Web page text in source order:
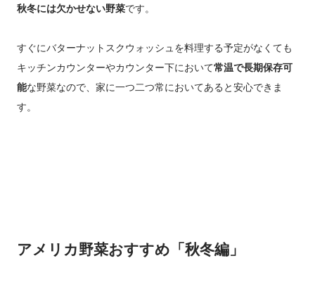
秋冬には欠かせない野菜です。
すぐにバターナットスクウォッシュを料理する予定がなくても
キッチンカウンターやカウンター下において常温で長期保存可
能な野菜なので、 家に一つ二つ常においてあると安心できま
す。
アメリカ野菜おすすめ「秋冬編」